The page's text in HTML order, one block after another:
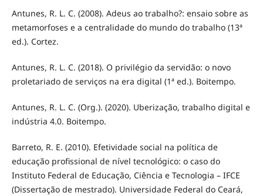
Antunes, R. L. C. (2008). Adeus ao trabalho?: ensaio sobre as
metamorfoses e a centralidade do mundo do trabalho (13ª
ed.). Cortez.
Antunes, R. L. C. (2018). O privilégio da servidão: o novo
proletariado de serviços na era digital (1ª ed.). Boitempo.
Antunes, R. L. C. (Org.). (2020). Uberização, trabalho digital e
indústria 4.0. Boitempo.
Barreto, R. E. (2010). Efetividade social na política de
educação profissional de nível tecnológico: o caso do
Instituto Federal de Educação, Ciência e Tecnologia – IFCE
(Dissertação de mestrado). Universidade Federal do Ceará,